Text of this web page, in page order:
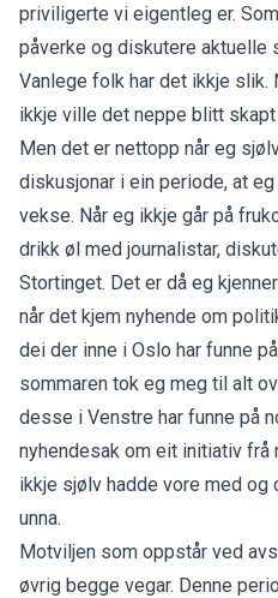
priviligerte vi eigentleg er.
påverke og diskutere aktuelle
Vanlege folk har det ikkje
ikkje ville det neppe blitt
Men det er nettopp når eg
diskusjonar i ein periode, at
vekse. Når eg ikkje går på
drikk øl med journalistar,
Stortinget. Det er då eg
når det kjem nyhende om
dei der inne i Oslo har funne
sommaren tok eg meg til alt
desse i Venstre har funne på
nyhendesak om eit initiativ
ikkje sjølv hadde vore med og
unna.
Motviljen som oppstår ved
øvrig begge vegar. Denne